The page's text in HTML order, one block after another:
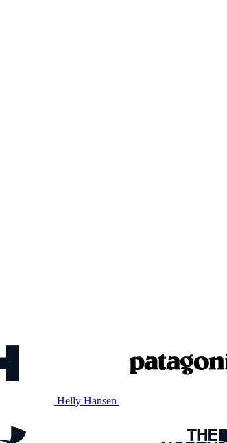
Helly Hansen